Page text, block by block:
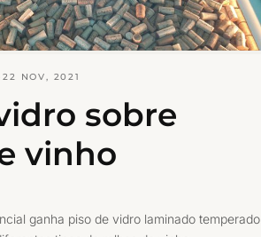
22 NOV, 2021
sobre
vinho
ganha piso de vidro laminado temperado